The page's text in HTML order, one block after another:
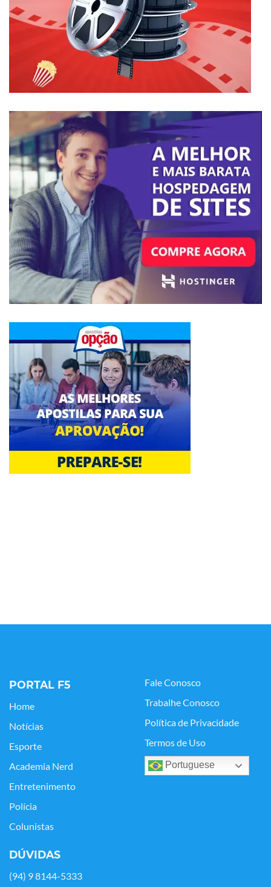
PORTAL F5
Home
Notícias
Esporte
Academia Nerd
Entretenimento
Polícia
Colunistas
Fale Conosco
Trabalhe Conosco
Política de Privacidade
Termos de Uso
Portuguese
DÚVIDAS
(94) 9 8144-5333